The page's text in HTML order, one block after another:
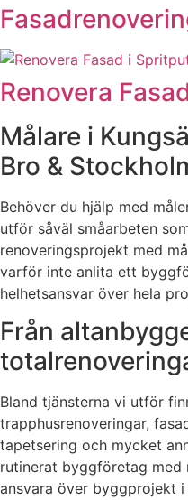
Renovera
Målare i
Bro &
Behöver du hjälp med
utför såväl småarbeten
renoveringsprojekt med
varför inte anlita ett
helhetsansvar över hela
Från
Bland tjänsterna vi utför
trapphusrenoveringar,
tapetsering och mycket
rutinerat byggföretag med
ansvara över byggprojekt